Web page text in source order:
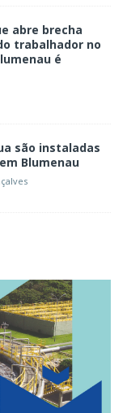
abre brecha
trabalhador no
é
são instaladas
Blumenau